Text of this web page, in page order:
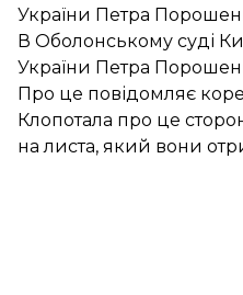
України Петра
В Оболонському суді
України Петра
Про це повідомляє
Клопотала про це
на листа, який вони